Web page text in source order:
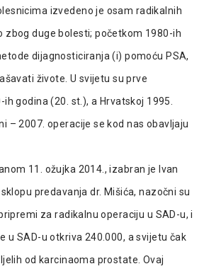
izvedeno je osam radikalnih
zbog duge bolesti; početkom 1980-ih
dijagnosticiranja (i) pomoću PSA,
živote. U svijetu su prve
godina (20. st.), a Hrvatskoj 1995.
– 2007. operacije se kod nas obavljaju
11. ožujka 2014., izabran je Ivan
predavanja dr. Mišića, nazočni su
za radikalnu operaciju u SAD-u, i
u SAD-u otkriva 240.000, a svijetu čak
od karcinaoma prostate. Ovaj